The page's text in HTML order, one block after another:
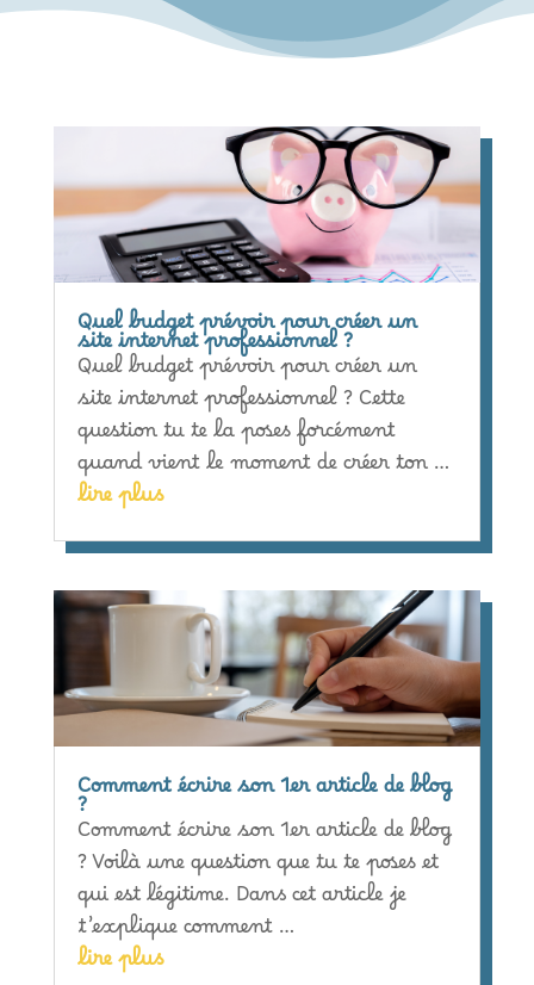
Quel budget prévoir pour créer un
site internet professionnel ?
Quel budget prévoir pour créer un
site internet professionnel ? Cette
question tu te la poses forcément
quand vient le moment de créer ton …
lire plus
Comment écrire son 1er article de blog
?
Comment écrire son 1er article de blog
? Voilà une question que tu te poses et
qui est légitime. Dans cet article je
t’explique comment …
lire plus